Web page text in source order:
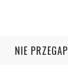
NIE PRZEGAP